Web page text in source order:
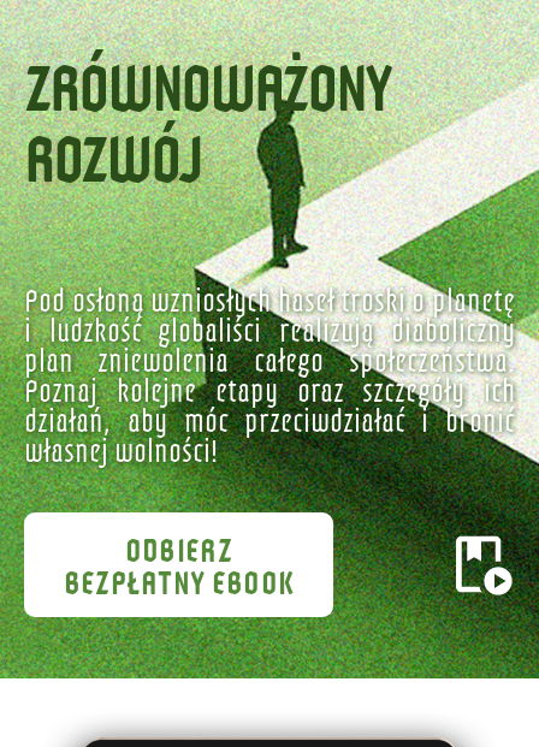
ZRÓWNOWAŻONY
ROZWÓJ
Pod osłoną wzniosłych haseł troski o planetę
i ludzkość globaliści realizują diaboliczny
plan zniewolenia całego społeczeństwa.
Poznaj kolejne etapy oraz szczegóły ich
działań, aby móc przeciwdziałać i bronić
własnej wolności!
ODBIERZ
BEZPŁATNY EBOOK